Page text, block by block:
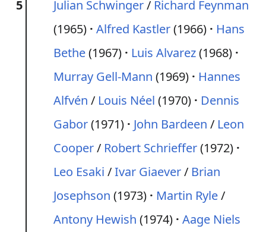
5
Julian Schwinger/ Richard Feynman
(1965) Alfred Kastler(1966)
Hans
Bethe(1967) Luis Alvarez(1968)
Murray Gell-Mann (1969)
Hannes
Alfvén / Louis Néel (1970)
Dennis
Gabor(1971) John Bardeen / Leon
Cooper/ Robert Schrieffer(1972)
Leo Esaki /Ivar Giaever/ Brian
Josephson (1973) Martin Ryle/
Antony Hewish (1974) Aage Niels